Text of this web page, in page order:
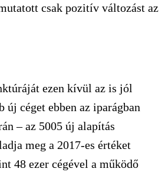
csak pozitív változást az
ezen kívül az is jól
új céget ebben az iparágban
– az 5005 új alapítás
meg a 2017-es értéket
48 ezer cégével a működő